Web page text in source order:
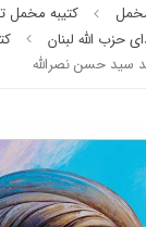
کتیبه مخمل
حزب الله لبنان
سید حسن نصرالله